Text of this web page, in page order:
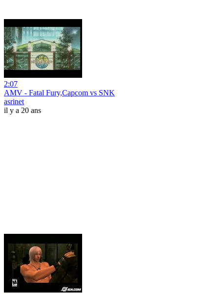
2:07
AMV - Fatal Fury,Capcom vs SNK
asrinet
il y a 20 ans